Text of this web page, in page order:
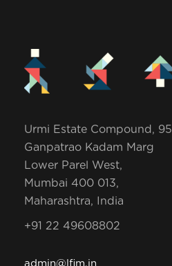
Urmi Estate Compound, 95
Ganpatrao Kadam Marg
Lower Parel West,
Mumbai 400 013,
Maharashtra, India
+91 22 49608802
admin@lfim.in